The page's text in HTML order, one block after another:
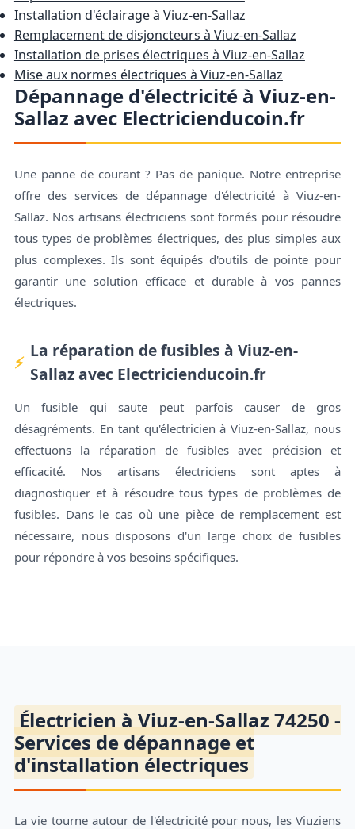
Installation d'éclairage à Viuz-en-Sallaz
Remplacement de disjoncteurs à Viuz-en-Sallaz
Installation de prises électriques à Viuz-en-Sallaz
Mise aux normes électriques à Viuz-en-Sallaz
Dépannage d'électricité à Viuz-en-
Sallaz avec Electricienducoin.fr
Une panne de courant ? Pas de panique. Notre entreprise
offre des services de dépannage d'électricité à Viuz-en-
Sallaz. Nos artisans électriciens sont formés pour résoudre
tous types de problèmes électriques, des plus simples aux
plus complexes. Ils sont équipés d'outils de pointe pour
garantir une solution efficace et durable à vos pannes
électriques.
La réparation de fusibles à Viuz-en-
Sallaz avec Electricienducoin.fr
Un fusible qui saute peut parfois causer de gros
désagréments. En tant qu'électricien à Viuz-en-Sallaz, nous
effectuons la réparation de fusibles avec précision et
efficacité. Nos artisans électriciens sont aptes à
diagnostiquer et à résoudre tous types de problèmes de
fusibles. Dans le cas où une pièce de remplacement est
nécessaire, nous disposons d'un large choix de fusibles
pour répondre à vos besoins spécifiques.
Électricien à Viuz-en-Sallaz 74250 -
Services de dépannage et
d'installation électriques
La vie tourne autour de l'électricité pour nous, les Viuziens